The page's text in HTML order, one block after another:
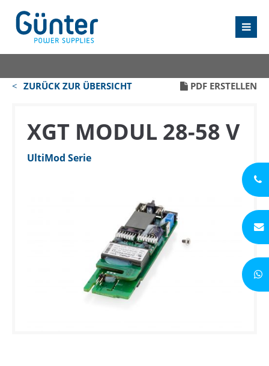
PDF ERSTELLEN
ZURÜCK ZUR ÜBERSICHT
XGT MODUL 28-58 V
UltiMod Serie